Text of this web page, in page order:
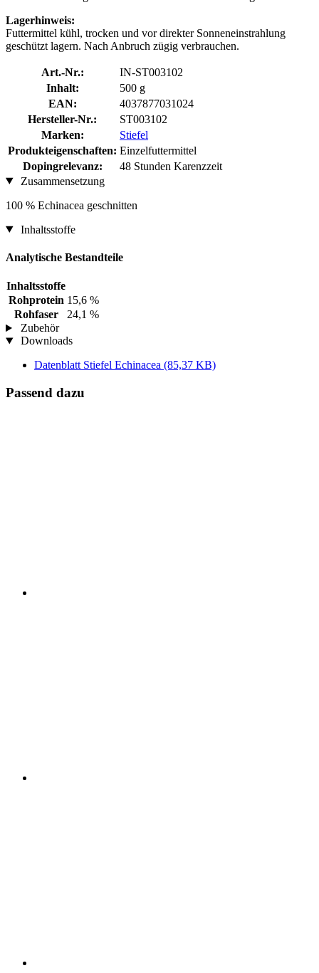
Lagerhinweis:
Futtermittel kühl, trocken und vor direkter Sonneneinstrahlung
geschützt lagern. Nach Anbruch zügig verbrauchen.
Art.-Nr.:
IN-ST003102
Inhalt:
500 g
EAN:
4037877031024
Hersteller-Nr.:
ST003102
Marken:
Stiefel
Produkteigenschaften: Einzelfuttermittel
Dopingrelevanz:
48 Stunden Karenzzeit
Zusammensetzung
100 % Echinacea geschnitten
Inhaltsstoffe
Analytische Bestandteile
Inhaltsstoffe
Rohprotein 15,6 %
Rohfaser
24,1 %
Zubehör
Downloads
Datenblatt Stiefel Echinacea (85,37 KB)
Passend dazu